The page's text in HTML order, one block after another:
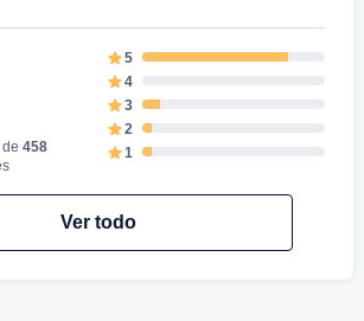
458
5
4
3
2
1
Ver todo